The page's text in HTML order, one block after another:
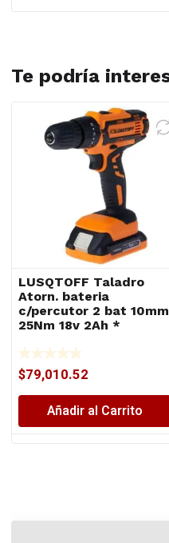
Te podría
LUSQTOFF Taladro
Atorn. bateria
c/percutor 2 bat 10mm
25Nm 18v 2Ah *
$79,010.52
Añadir al Carrito